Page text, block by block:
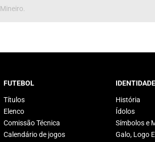
FUTEBOL
Títulos
Elenco
Comissão Técnica
Calendário de jogos
IDENTIDADE
História
Ídolos
Símbolos e
Galo, Logo